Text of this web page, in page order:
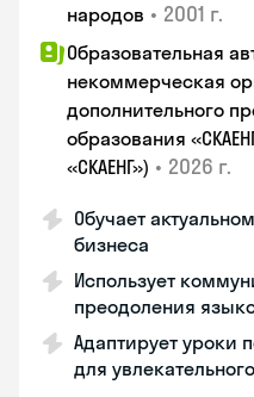
народов • 2001 г.
Образовательная
некоммерческая
дополнительного
образования
«СКАЕНГ») • 2026 г.
Обучает
бизнеса
Использует
преодоления
Адаптирует уроки
для